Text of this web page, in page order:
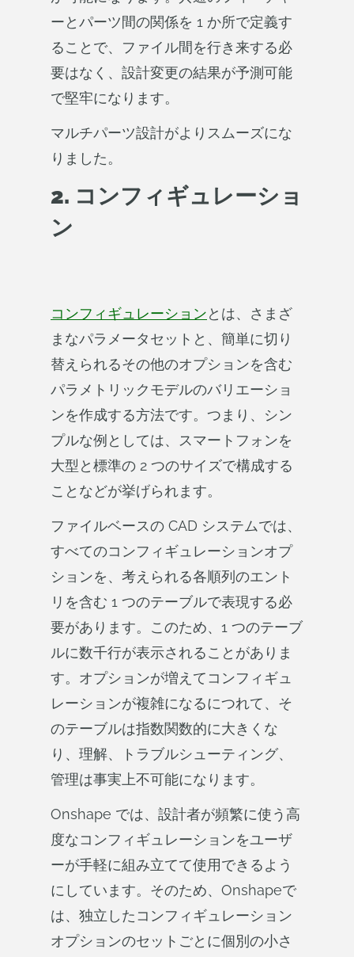
ーとパーツ間の関係を 1 か所で定義す
ることで、ファイル間を行き来する必
要はなく、設計変更の結果が予測可能
で堅牢になります。
マルチパーツ設計がよりスムーズにな
りました。
2. コンフィギュレーショ
ン
コンフィギュレーションとは、さまざ
まなパラメータセットと、簡単に切り
替えられるその他のオプションを含む
パラメトリックモデルのバリエーショ
ンを作成する方法です。つまり、シン
プルな例としては、スマートフォンを
大型と標準の 2 つのサイズで構成する
ことなどが挙げられます。
ファイルベースの CAD システムでは、
すべてのコンフィギュレーションオプ
ションを、考えられる各順列のエント
リを含む 1 つのテーブルで表現する必
要があります。このため、1 つのテーブ
ルに数千行が表示されることがありま
す。オプションが増えてコンフィギュ
レーションが複雑になるにつれて、そ
のテーブルは指数関数的に大きくな
り、理解、トラブルシューティング、
管理は事実上不可能になります。
Onshape では、設計者が頻繁に使う高
度なコンフィギュレーションをユーザ
ーが手軽に組み立てて使用できるよう
にしています。そのため、Onshapeで
は、独立したコンフィギュレーション
オプションのセットごとに個別の小さ